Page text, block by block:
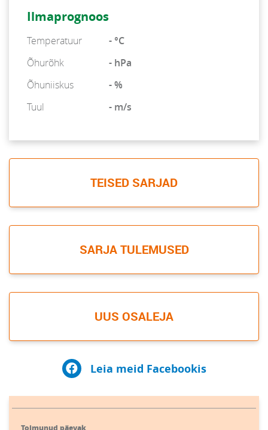
Ilmaprognoos
Temperatuur
- °C
Õhurõhk
- hPa
Õhuniiskus
- %
Tuul
- m/s
TEISED SARJAD
SARJA TULEMUSED
UUS OSALEJA
Leia meid Facebookis
Toimunud päevak